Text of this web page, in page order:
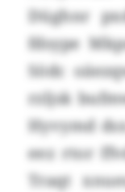
Düghnr
fdsype
Södc
rzljsk
Hyvymd
eez rtor
Traqt